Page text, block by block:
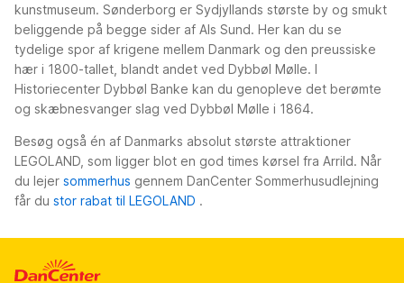
kunstmuseum. Sønderborg er Sydjyllands største by og smukt
beliggende på begge sider af Als Sund. Her kan du se
tydelige spor af krigene mellem Danmark og den preussiske
hær i 1800-tallet, blandt andet ved Dybbøl Mølle. I
Historiecenter Dybbøl Banke kan du genopleve det berømte
og skæbnesvanger slag ved Dybbøl Mølle i 1864.
Besøg også én af Danmarks absolut største attraktioner
LEGOLAND, som ligger blot en god times kørsel fra Arrild. Når
du lejer sommerhus gennem DanCenter Sommerhusudlejning
får du stor rabat til LEGOLAND .